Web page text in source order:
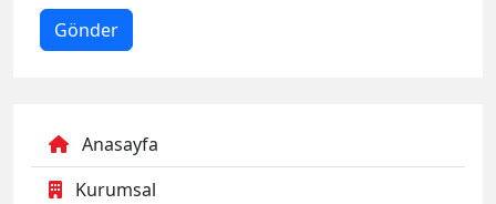
Anasayfa
Kurumsal